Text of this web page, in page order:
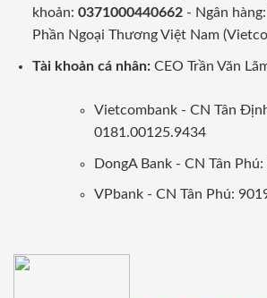
khoản: 0371000440662- Ngân
Phần Ngoại Thương Việt Nam
Tài khoản cá nhân: CEO Trần Văn
Vietcombank - CN Tân
0181.00125.9434
DongA Bank - CN Tân
VPbank - CN Tân Phú: